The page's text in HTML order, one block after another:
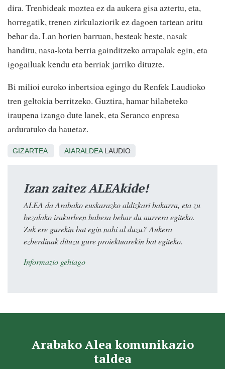
dira. Trenbideak moztea ez da aukera gisa aztertu, eta,
horregatik, trenen zirkulaziorik ez dagoen tartean aritu
behar da. Lan horien barruan, besteak beste, nasak
handitu, nasa-kota berria gainditzeko arrapalak egin, eta
igogailuak kendu eta berriak jarriko dituzte.
Bi milioi euroko inbertsioa egingo du Renfek Laudioko
tren geltokia berritzeko. Guztira, hamar hilabeteko
iraupena izango dute lanek, eta Seranco enpresa
arduratuko da hauetaz.
GIZARTEA AIARALDEALAUDIO
Izan zaitez ALEAkide!
ALEA da Arabako euskarazko aldizkari bakarra, eta zu
bezalako irakurleen babesa behar du aurrera egiteko.
Zuk ere gurekin bat egin nahi al duzu? Aukera
ezberdinak dituzu gure proiektuarekin bat egiteko.
Informazio gehiago
Arabako Alea komunikazio
taldea